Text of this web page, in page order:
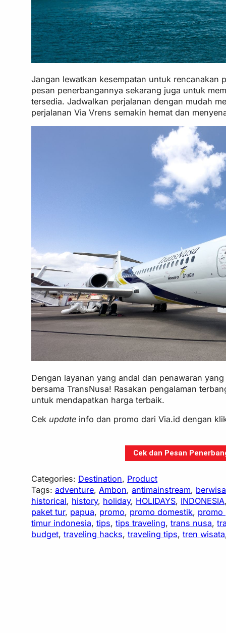
Jangan lewatkan kesempatan untuk rencanakan
pesan penerbangannya sekarang juga untuk
tersedia. Jadwalkan perjalanan dengan mudah
perjalanan Via Vrens semakin hemat dan
Dengan layanan yang andal dan penawaran
bersama TransNusa! Rasakan pengalaman
untuk mendapatkan harga terbaik.
Cek update info dan promo dari Via.id dengan
Cek dan Pesan
Categories: Destination, Product
Tags:adventure, Ambon, antimainstream,
historical, history, holiday, HOLIDAYS, INDONESIA
paket tur, papua, promo, promo domestik, promo
timur indonesia, tips, tips traveling, trans nusa,
budget, traveling hacks, traveling tips, tren wisata